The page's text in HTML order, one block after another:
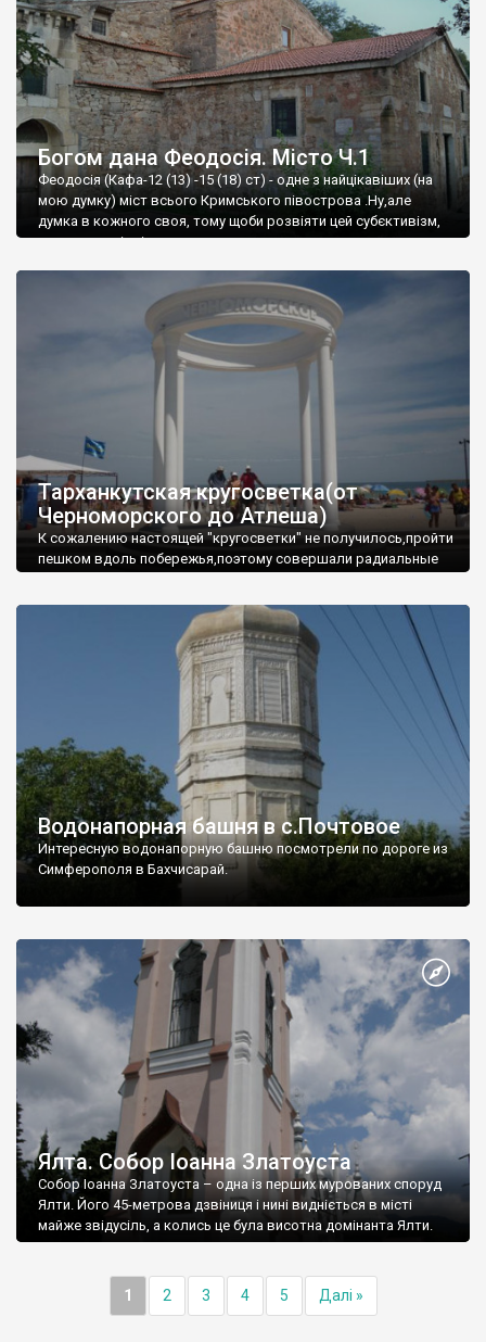
Богом дана Феодосія. Місто Ч.1
Феодосія (Кафа-12 (13) -15 (18) ст) - одне з найцікавіших (на
мою думку) міст всього Кримського півострова .Ну,але
думка в кожного своя, тому щоби розвіяти цей субєктивізм,
запрошую відвідати це
Тарханкутская кругосветка(от
Черноморского до Атлеша)
К сожалению настоящей "кругосветки" не получилось,пройти
пешком вдоль побережья,поэтому совершали радиальные
Водонапорная башня в с.Почтовое
Интересную водонапорную башню посмотрели по дороге из
Симферополя в Бахчисарай.
Ялта. Собор Іоанна Златоуста
Собор Іоанна Златоуста – одна із перших мурованих споруд
Ялти. Його 45-метрова дзвіниця і нині видніється в місті
майже звідусіль, а колись це була висотна домінанта Ялти.
1 2 3 4 5 Далі »